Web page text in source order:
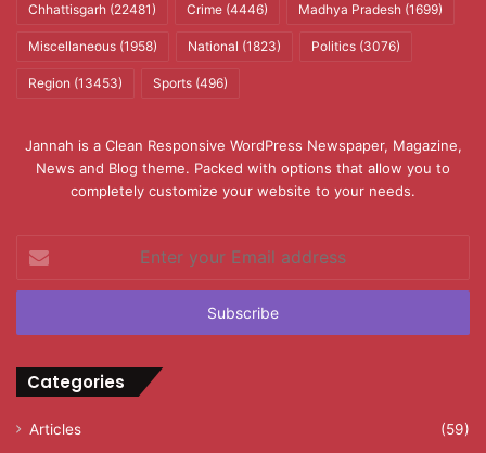
Chhattisgarh (22481) Crime (4446) Madhya Pradesh (1699)
Miscellaneous (1958) National (1823) Politics (3076)
Region (13453) Sports (496)
Jannah is a Clean Responsive WordPress Newspaper, Magazine,
News and Blog theme. Packed with options that allow you to
completely customize your website to your needs.
your
Email
Categories
Articles (59)